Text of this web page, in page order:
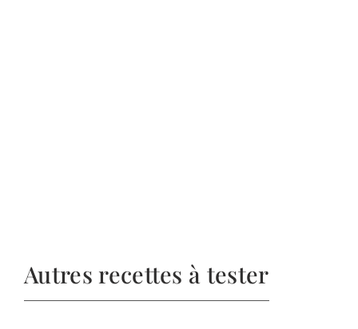
Autres recettes à tester